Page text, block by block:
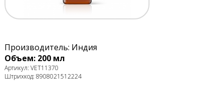
Производитель: Индия
Объем: 200 мл
Артикул: VET11370
Штрихкод: 8908021512224